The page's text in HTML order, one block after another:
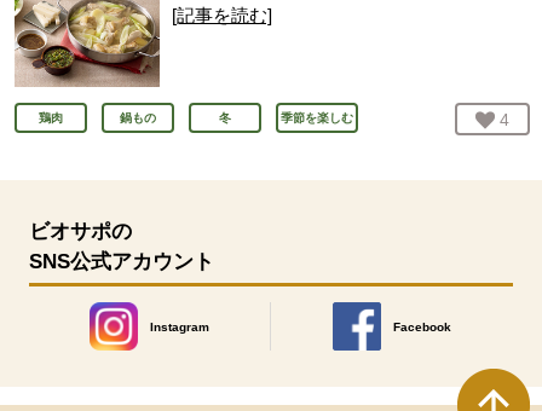
[記事を読む]
鶏肉 鍋もの 冬 季節を楽しむ お気
4
ビオサポの
SNS公式アカウント
Instagram
別のウィンドウで開きます。
Facebook
別のウィンドウで開きます